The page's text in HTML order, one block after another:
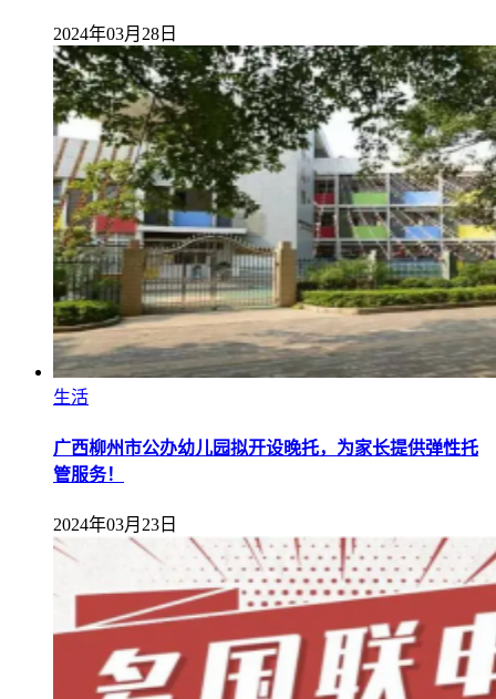
2024年03月28日
生活
广西柳州市公办幼儿园拟开设晚托，为家长提供弹性托
管服务！
2024年03月23日